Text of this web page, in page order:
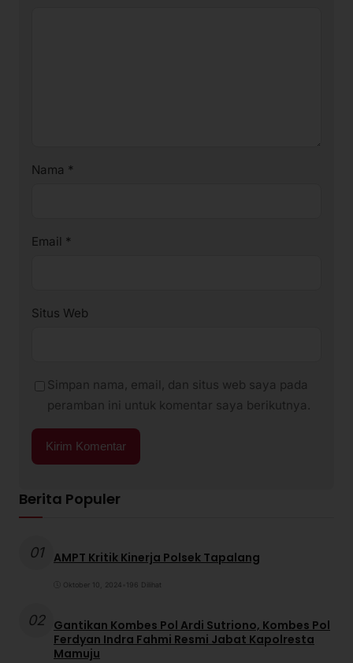
Nama *
Email *
Situs Web
Simpan nama, email, dan situs web saya pada
peramban ini untuk komentar saya berikutnya.
Berita Populer
01 AMPT Kritik Kinerja Polsek Tapalang
Oktober 10, 2024 196 Dilihat
02 Gantikan Kombes Pol Ardi Sutriono, Kombes Pol
Ferdyan Indra Fahmi Resmi Jabat Kapolresta
Mamuju